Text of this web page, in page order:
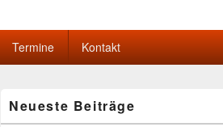
Termine Kontakt
Seitenleisten
Neueste Beiträge